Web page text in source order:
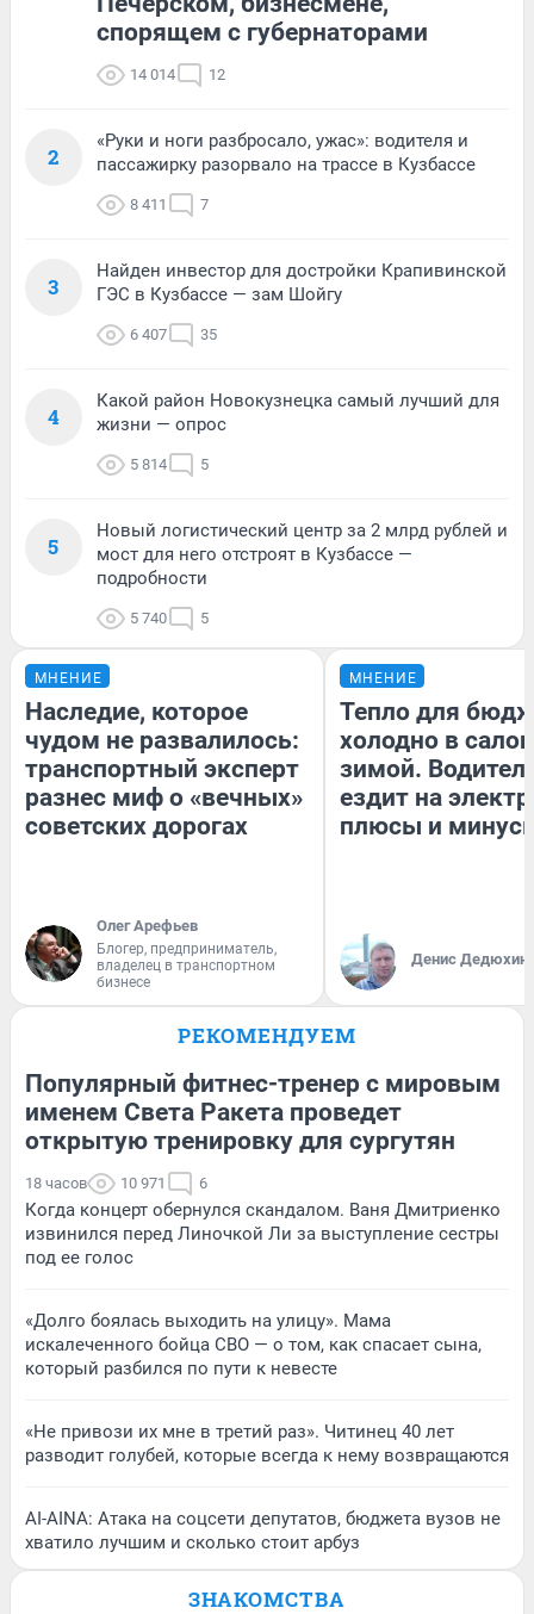
спорящем с губернаторами
14 014 12
2
«Руки и ноги разбросало, ужас»: водителя и
пассажирку разорвало на трассе в Кузбассе
8 411 7
3
Найден инвестор для достройки Крапивинской
ГЭС в Кузбассе — зам Шойгу
6 407 35
4
Какой район Новокузнецка самый лучший для
жизни — опрос
5 814 5
5
Новый логистический центр за 2 млрд рублей и
мост для него отстроят в Кузбассе —
подробности
5 740 5
МНЕНИЕ
Наследие, которое
чудом не развалилось:
транспортный эксперт
разнес миф о «вечных»
советских дорогах
Олег Арефьев
Блогер, предприниматель,
владелец в транспортном
бизнесе
МНЕНИЕ
Тепло для
холодно в
зимой.
ездит на
плюсы и
Денис Дедюхин
РЕКОМЕНДУЕМ
Популярный фитнес-тренер с мировым
именем Света Ракета проведет
открытую тренировку для сургутян
18 часов 10 971 6
Когда концерт обернулся скандалом. Ваня Дмитриенко
извинился перед Линочкой Ли за выступление сестры
под ее голос
«Долго боялась выходить на улицу». Мама
искалеченного бойца СВО — о том, как спасает сына,
который разбился по пути к невесте
«Не привози их мне в третий раз». Читинец 40 лет
разводит голубей, которые всегда к нему возвращаются
AI-AINA: Атака на соцсети депутатов, бюджета вузов не
хватило лучшим и сколько стоит арбуз
ЗНАКОМСТВА